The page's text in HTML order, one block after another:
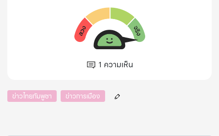
1 ความเห็น
ข่าวไทยกัมพูชา ข่าวการเมือง